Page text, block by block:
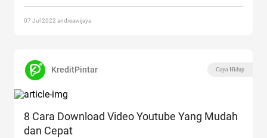
07 Jul 2022 andreawijaya
KreditPintar Gaya Hidup
8 Cara Download Video Youtube Yang Mudah
dan Cepat